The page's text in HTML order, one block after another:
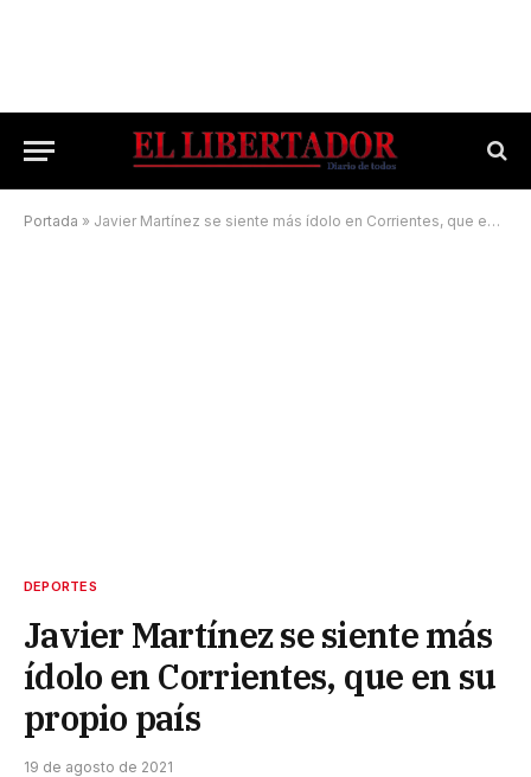
Portada » Javier Martínez se siente más ídolo en Corrientes, que en su propio país
DEPORTES
Javier Martínez se siente más
ídolo en Corrientes, que en su
propio país
19 de agosto de 2021